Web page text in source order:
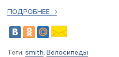
ПОДРОБНЕЕ
Теги: smith, Велосипеды